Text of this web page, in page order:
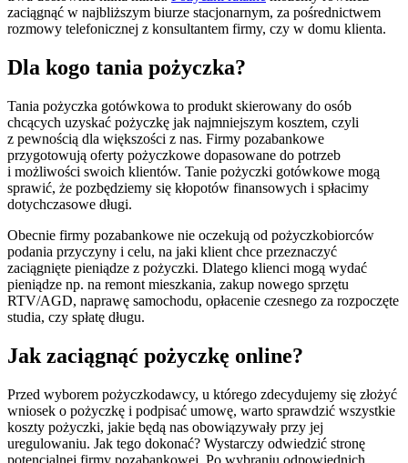
zaciągnąć w najbliższym biurze stacjonarnym, za pośrednictwem
rozmowy telefonicznej z konsultantem firmy, czy w domu klienta.
Dla kogo tania pożyczka?
Tania pożyczka gotówkowa to produkt skierowany do osób
chcących uzyskać pożyczkę jak najmniejszym kosztem, czyli
z pewnością dla większości z nas. Firmy pozabankowe
przygotowują oferty pożyczkowe dopasowane do potrzeb
i możliwości swoich klientów. Tanie pożyczki gotówkowe mogą
sprawić, że pozbędziemy się kłopotów finansowych i spłacimy
dotychczasowe długi.
Obecnie firmy pozabankowe nie oczekują od pożyczkobiorców
podania przyczyny i celu, na jaki klient chce przeznaczyć
zaciągnięte pieniądze z pożyczki. Dlatego klienci mogą wydać
pieniądze np. na remont mieszkania, zakup nowego sprzętu
RTV/AGD, naprawę samochodu, opłacenie czesnego za rozpoczęte
studia, czy spłatę długu.
Jak zaciągnąć pożyczkę online?
Przed wyborem pożyczkodawcy, u którego zdecydujemy się złożyć
wniosek o pożyczkę i podpisać umowę, warto sprawdzić wszystkie
koszty pożyczki, jakie będą nas obowiązywały przy jej
uregulowaniu. Jak tego dokonać? Wystarczy odwiedzić stronę
potencjalnej firmy pozabankowej. Po wybraniu odpowiednich